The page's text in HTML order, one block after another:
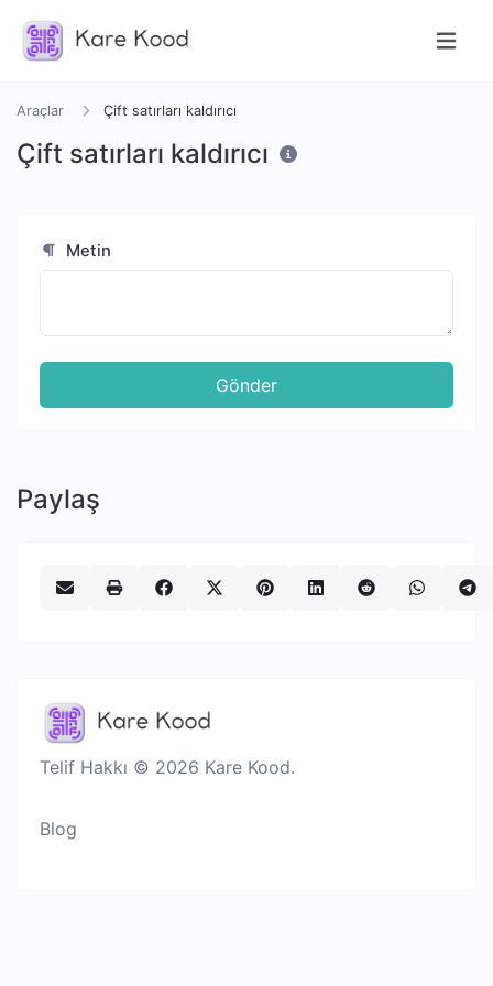
Araçlar Çift satırları kaldırıcı
Çift satırları kaldırıcı
Metin
Gönder
Paylaş
Telif Hakkı © 2026 Kare Kood.
Blog